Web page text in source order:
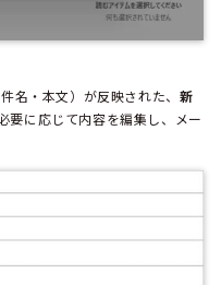
名・本文）が反映された、 新
要に応じて内容を編集し、メー